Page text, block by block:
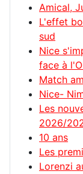
Amical,
L'effet
sud
Nice
face à
Match
Nice-
Les
2026/
10 ans
Les
Lorenzi